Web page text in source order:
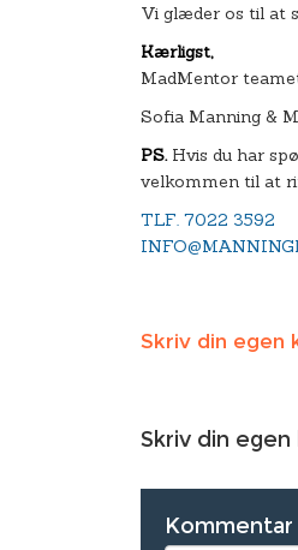
Vi glæder os til at
Kærligst,
MadMentor
Sofia Manning &
PS.Hvis du har
velkommen til at
TLF. 7022 3592
Skriv din egen
Skriv din
Kommentar